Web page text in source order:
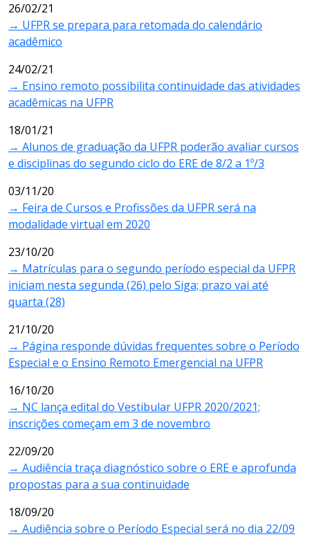
26/02/21
→ UFPR se prepara para retomada do calendário
acadêmico
24/02/21
→ Ensino remoto possibilita continuidade das atividades
acadêmicas na UFPR
18/01/21
→ Alunos de graduação da UFPR poderão avaliar cursos
e disciplinas do segundo ciclo do ERE de 8/2 a 1º/3
03/11/20
→ Feira de Cursos e Profissões da UFPR será na
modalidade virtual em 2020
23/10/20
→ Matrículas para o segundo período especial da UFPR
iniciam nesta segunda (26) pelo Siga; prazo vai até
quarta (28)
21/10/20
→ Página responde dúvidas frequentes sobre o Período
Especial e o Ensino Remoto Emergencial na UFPR
16/10/20
→ NC lança edital do Vestibular UFPR 2020/2021;
inscrições começam em 3 de novembro
22/09/20
→ Audiência traça diagnóstico sobre o ERE e aprofunda
propostas para a sua continuidade
18/09/20
→ Audiência sobre o Período Especial será no dia 22/09